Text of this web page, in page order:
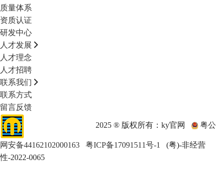
质量体系
资质认证
研发中心
人才发展
人才理念
人才招聘
联系我们
联系方式
留言反馈
2025 ® 版权所有：ky官网 粤公
网安备44162102000163 粤ICP备17091511号-1
(粤)-非经营
性-2022-0065